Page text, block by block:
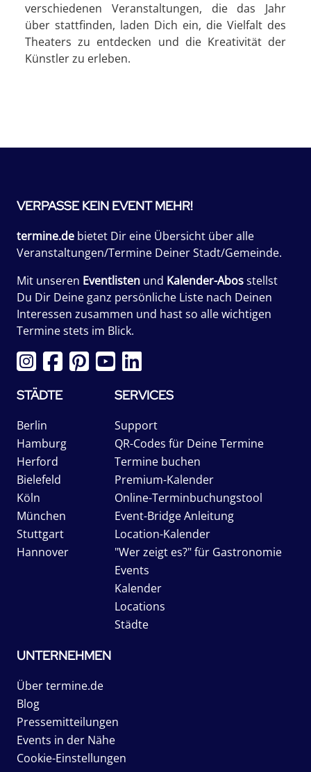
verschiedenen Veranstaltungen, die das Jahr
über stattfinden, laden Dich ein, die Vielfalt des
Theaters zu entdecken und die Kreativität der
Künstler zu erleben.
VERPASSE KEIN EVENT MEHR!
termine.de bietet Dir eine Übersicht über alle
Veranstaltungen/Termine Deiner Stadt/Gemeinde.
Mit unseren Eventlisten und Kalender-Abosstellst
Du Dir Deine ganz persönliche Liste nach Deinen
Interessen zusammen und hast so alle wichtigen
Termine stets im Blick.
STÄDTE
Berlin
Hamburg
Herford
Bielefeld
Köln
München
Stuttgart
Hannover
SERVICES
Support
QR-Codes für Deine Termine
Termine buchen
Premium-Kalender
Online-Terminbuchungstool
Event-Bridge Anleitung
Location-Kalender
"Wer zeigt es?" für Gastronomie
Events
Kalender
Locations
Städte
UNTERNEHMEN
Über termine.de
Blog
Pressemitteilungen
Events in der Nähe
Cookie-Einstellungen